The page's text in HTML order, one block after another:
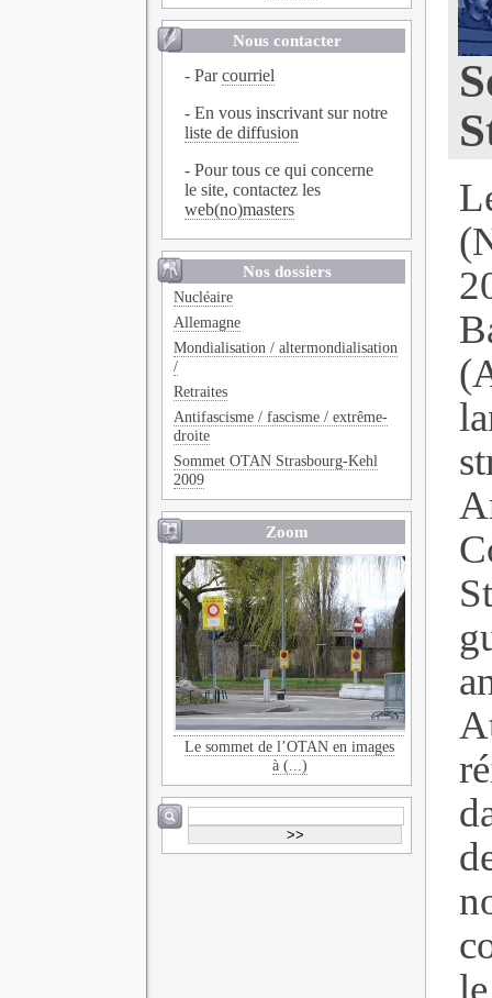
Nous contacter
- Parcourriel
- En vous inscrivant sur notre
liste de diffusion
- Pour tous ce qui concerne
le site, contactez les
web(no)masters
Nos dossiers
Nucléaire
Allemagne
Mondialisation / altermondialisation
/
Retraites
Antifascisme / fascisme / extrême-
droite
Sommet OTAN Strasbourg-Kehl
2009
Zoom
Le sommet de l’OTAN en images
à (...)